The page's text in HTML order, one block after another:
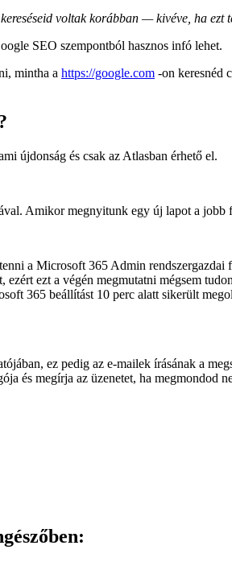
voltak korábban — kivéve, ha ezt
SEO szempontból hasznos infó lehet.
mintha a https://google.com -on keresnéd
újdonság és csak az Atlasban érhető el.
Amikor megnyitunk egy új lapot a jobb
a Microsoft 365 Admin rendszergazdai
ezt a végén megmutatni mégsem
365 beállítást 10 perc alatt sikerült
ez pedig az e-mailek írásának a
és megírja az üzenetet, ha megmondod